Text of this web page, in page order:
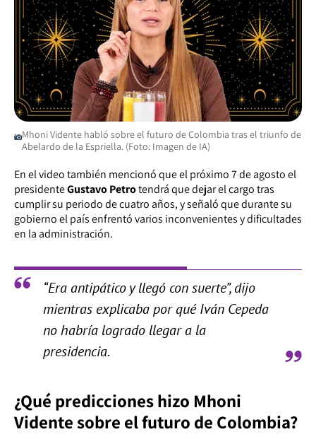
Mhoni Vidente habló sobre el futuro de Colombia tras el triunfo de
Abelardo de la Espriella. (Foto: Imagen de IA)
En el video también mencionó que el próximo 7 de agosto el
presidenteGustavo Petrotendrá que dejar el cargo tras
cumplir su periodo de cuatro años, y señaló que durante su
gobierno el país enfrentó varios inconvenientes y dificultades
en la administración.
“Era antipático y llegó con suerte”, dijo
mientras explicaba por qué Iván Cepeda
no habría logrado llegar a la
presidencia.
¿Qué predicciones hizo Mhoni
Vidente sobre el futuro de Colombia?